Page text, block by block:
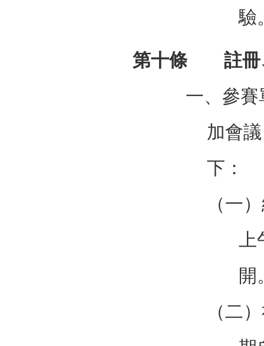
驗
第十條 註冊
一、參
加會
下：
（一
上
開
（二